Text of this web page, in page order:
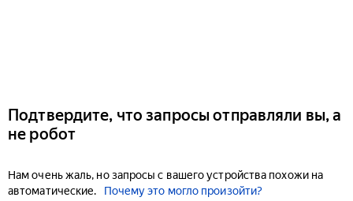
Подтвердите, что запросы отправляли вы, а
не робот
Нам очень жаль, но запросы с вашего устройства похожи на
автоматические.
Почему это могло произойти?